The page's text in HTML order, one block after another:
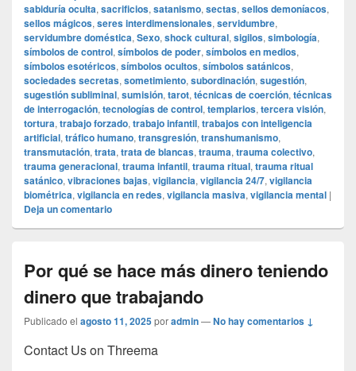
sabiduría oculta, sacrificios, satanismo, sectas, sellos demoníacos,
sellos mágicos, seres interdimensionales, servidumbre,
servidumbre doméstica, Sexo, shock cultural, sigilos, simbología,
símbolos de control, símbolos de poder, símbolos en medios,
símbolos esotéricos, símbolos ocultos, símbolos satánicos,
sociedades secretas, sometimiento, subordinación, sugestión,
sugestión subliminal, sumisión, tarot, técnicas de coerción, técnicas
de interrogación, tecnologías de control, templarios, tercera visión,
tortura, trabajo forzado, trabajo infantil, trabajos con inteligencia
artificial, tráfico humano, transgresión, transhumanismo,
transmutación, trata, trata de blancas, trauma, trauma colectivo,
trauma generacional, trauma infantil, trauma ritual, trauma ritual
satánico, vibraciones bajas, vigilancia, vigilancia 24/7, vigilancia
biométrica, vigilancia en redes, vigilancia masiva, vigilancia mental |
Deja un comentario
Por qué se hace más dinero teniendo
dinero que trabajando
Publicado el agosto 11, 2025poradmin—No hay comentarios ↓
Contact Us on Threema